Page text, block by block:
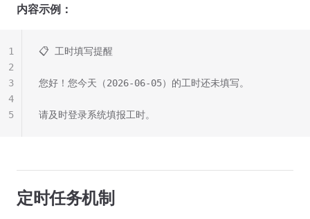
内容示例：
📋 工时填写提醒
您好！您今天（2026-06-05）的工时还未填写。
请及时登录系统填报工时。
1
2
3
4
5
定时任务机制